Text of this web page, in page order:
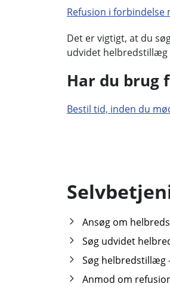
Refusion i
Det er vigtigt, at du
udvidet
Har du brug
Bestil tid, inden du
Ansøg om
Søg udvidet
Søg helbredstillæg
Anmod om